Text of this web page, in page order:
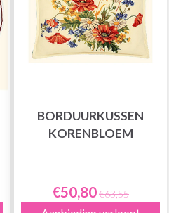
BORDUURKUSSEN
KORENBLOEM
€50,80€63,55